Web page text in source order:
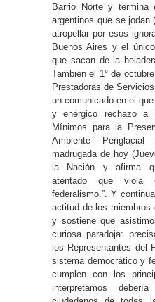
Barrio Norte y termina
argentinos que se
atropellar por esos
Buenos Aires y el
que sacan de la
También el 1° de
Prestadoras de
un comunicado en el
y enérgico rechazo a
Mínimos para la
Ambiente
madrugada de hoy
la Nación y afirma
atentado que viola
federalismo.”. Y
actitud de los miembros
y sostiene que
curiosa paradoja:
los Representantes del
sistema democrático y
cumplen con los
interpretamos